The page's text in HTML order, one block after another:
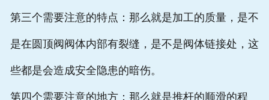
第三个需要注意的特点：那么就是加工的质量，是不
是在圆顶阀阀体内部有裂缝，是不是阀体链接处，这
些都是会造成安全隐患的暗伤。
第四个需要注意的地方：那么就是推杆的顺滑的程